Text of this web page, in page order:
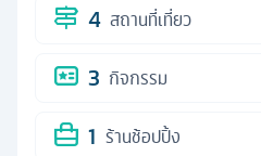
4 สถานที่เที่ยว
3 กิจกรรม
1 ร้านช้อปปิ้ง